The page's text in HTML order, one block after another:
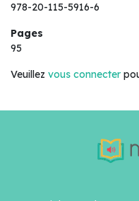
978-20-115-5916-6
Pages
95
Veuillez vous connecter